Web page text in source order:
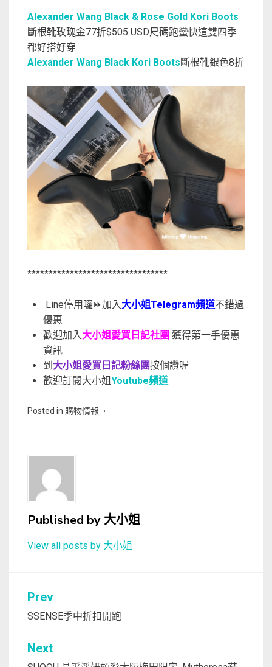
Alexander Wang Black & Rose Gold Kori Boots
斷根靴玫瑰金77折$505 USD尺碼跑蠻快這雙四季
都好搭好穿
Alexander Wang Black Kori Boots斷根靴銀色8折
*********************************
Line停用囉⏩加入 大小姐Telegram頻道不錯過
優惠
歡迎加入 大小姐愛買日記社團 獲得第一手優惠
資訊
到 大小姐愛買日記粉絲團按個讚喔
歡迎訂閱大小姐Youtube頻道
Posted in 購物情報
Published by大小姐
View all posts by 大小姐
文
章
導
覽
Prev
SSENSE季中折扣開跑
Next